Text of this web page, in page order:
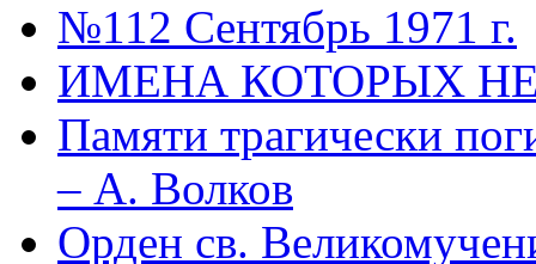
№112 Сентябрь 1971 г.
ИМЕНА КОТОРЫХ
Памяти трагически
– А. Волков
Орден св.